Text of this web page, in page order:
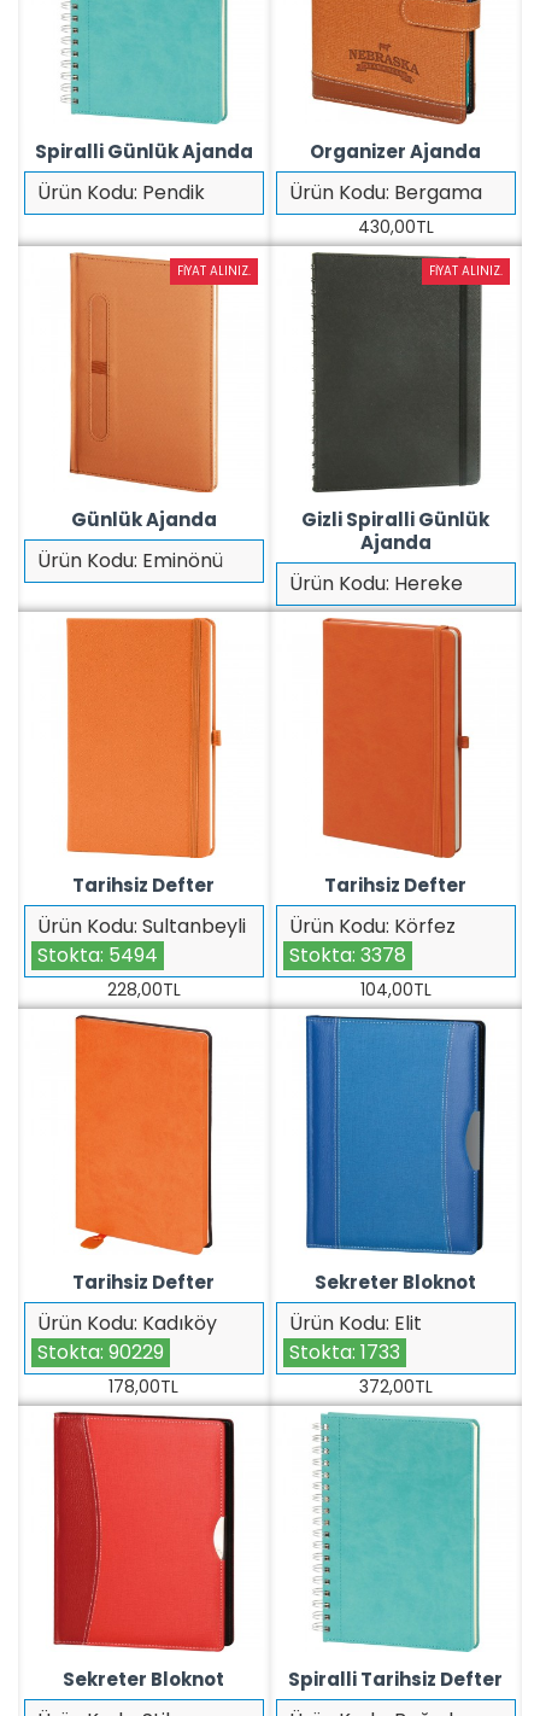
Ürün Kodu: Pendik
Spiralli Günlük Ajanda
Ürün Kodu: Bergama
Organizer Ajanda
430,00TL
FIYAT ALINIZ.
Ürün Kodu: Eminönü
Günlük Ajanda
FIYAT ALINIZ.
Ürün Kodu: Hereke
Gizli Spiralli Günlük
Ajanda
Ürün Kodu: Sultanbeyli
Stokta: 5494
Tarihsiz Defter
228,00TL
Ürün Kodu: Körfez
Stokta: 3378
Tarihsiz Defter
104,00TL
Ürün Kodu: Kadıköy
Stokta: 90229
Tarihsiz Defter
178,00TL
Ürün Kodu: Elit
Stokta: 1733
Sekreter Bloknot
372,00TL
Sekreter Bloknot Spiralli Tarihsiz Defter